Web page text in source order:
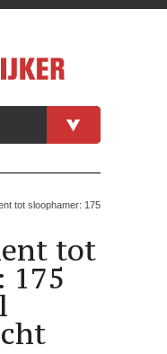
tot sloophamer: 175
tot
175